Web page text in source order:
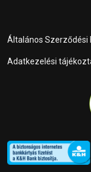
Általános Szerződési
Adatkezelési